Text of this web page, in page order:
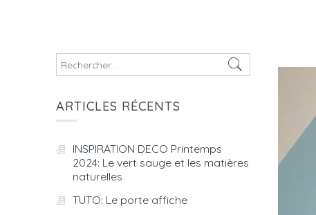
Search
here
ARTICLES RÉCENTS
INSPIRATION DECO Printemps
2024: Le vert sauge et les matières
naturelles
TUTO: Le porte affiche